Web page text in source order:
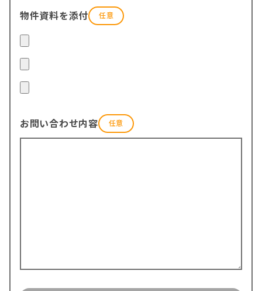
物件資料を添付
お問い合わせ内容